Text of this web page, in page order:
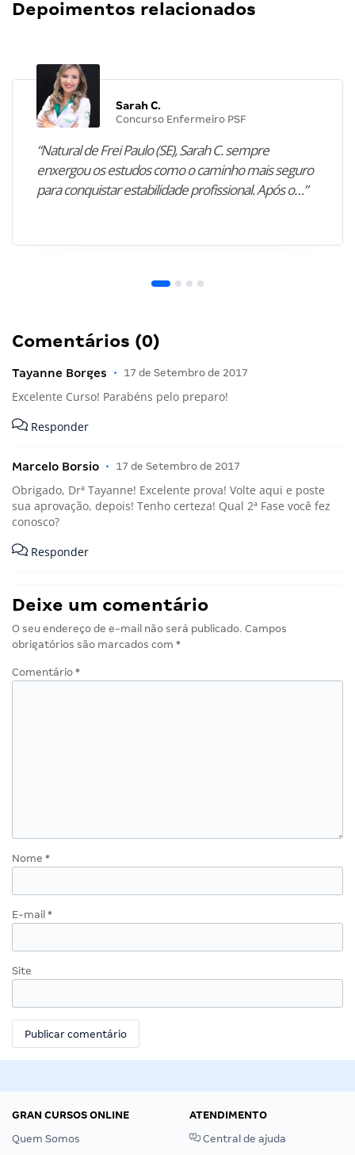
Depoimentos relacionados
Sarah C.
Concurso Enfermeiro PSF
“Natural de Frei Paulo (SE), Sarah C. sempre
enxergou os estudos como o caminho mais seguro
para conquistar estabilidade profissional. Após o…”
Comentários (0)
Tayanne Borges • 17 de Setembro de 2017
Excelente Curso! Parabéns pelo preparo!
Responder
Marcelo Borsio • 17 de Setembro de 2017
Obrigado, Drª Tayanne! Excelente prova! Volte aqui e poste
sua aprovação, depois! Tenho certeza! Qual 2ª Fase você fez
conosco?
Responder
Deixe um comentário
O seu endereço de e-mail não será publicado. Campos
obrigatórios são marcados com *
Comentário *
Nome *
E-mail *
Site
GRAN CURSOS ONLINE
Quem Somos
ATENDIMENTO
Central de ajuda